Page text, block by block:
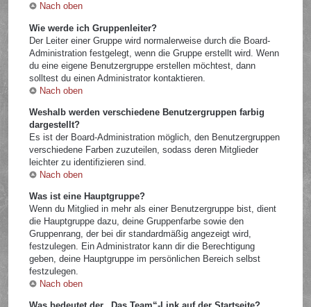
Nach oben
Wie werde ich Gruppenleiter?
Der Leiter einer Gruppe wird normalerweise durch die Board-
Administration festgelegt, wenn die Gruppe erstellt wird. Wenn
du eine eigene Benutzergruppe erstellen möchtest, dann
solltest du einen Administrator kontaktieren.
Nach oben
Weshalb werden verschiedene Benutzergruppen farbig
dargestellt?
Es ist der Board-Administration möglich, den Benutzergruppen
verschiedene Farben zuzuteilen, sodass deren Mitglieder
leichter zu identifizieren sind.
Nach oben
Was ist eine Hauptgruppe?
Wenn du Mitglied in mehr als einer Benutzergruppe bist, dient
die Hauptgruppe dazu, deine Gruppenfarbe sowie den
Gruppenrang, der bei dir standardmäßig angezeigt wird,
festzulegen. Ein Administrator kann dir die Berechtigung
geben, deine Hauptgruppe im persönlichen Bereich selbst
festzulegen.
Nach oben